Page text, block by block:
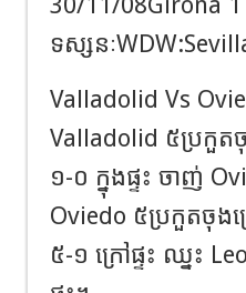
ទស្សនៈ
Valladolid Vs
Valladolid ៥ប្រកួ
១-០ ក្នុងផ្ទះ ចាញ់
Oviedo ៥ប្រកួតចុ
៥-១ ក្រៅផ្ទះ ឈ្នះ